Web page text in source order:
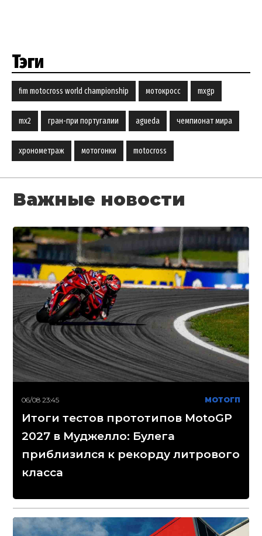
Тэги
fim motocross world championship мотокросс mxgp
mx2 гран-при португалии agueda чемпионат мира
хронометраж мотогонки motocross
Важные новости
06/08 23:45 МОТОГП
Итоги тестов прототипов MotoGP
2027 в Муджелло: Булега
приблизился к рекорду литрового
класса